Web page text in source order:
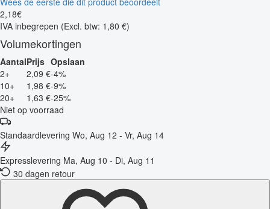
2,18€
IVA inbegrepen (Excl. btw: 1,80 €)
Volumekortingen
AantalPrijs Opslaan
2+
2,09 €-4%
10+
1,98 €-9%
20+
1,63 €-25%
Niet op voorraad
Standaardlevering Wo, Aug 12 - Vr, Aug 14
Expresslevering Ma, Aug 10 - Di, Aug 11
30 dagen retour